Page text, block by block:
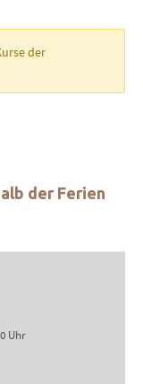
der Ferien